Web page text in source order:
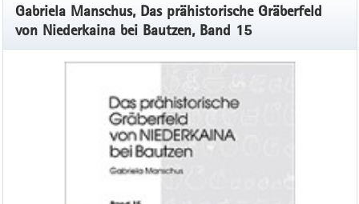
Gabriela Manschus, Das prähistorische Gräberfeld
von Niederkaina bei Bautzen, Band 15